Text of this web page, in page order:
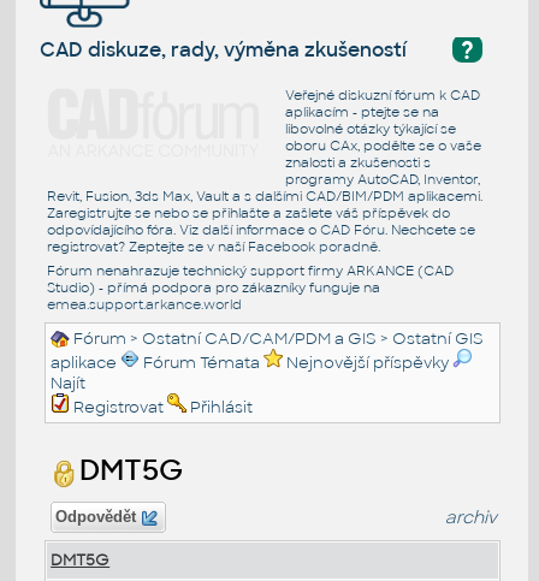
?
CAD diskuze, rady, výměna zkušeností
Veřejné diskuzní fórum k CAD
aplikacím - ptejte se na
libovolné otázky týkající se
oboru CAx, podělte se o vaše
znalosti a zkušenosti s
programy AutoCAD, Inventor,
Revit, Fusion, 3ds Max, Vault a s dalšími CAD/BIM/PDM aplikacemi.
Zaregistrujte se nebo se přihlašte a zašlete váš příspěvek do
odpovídajícího fóra. Viz další informace o CAD Fóru. Nechcete se
registrovat? Zeptejte se v naší Facebook poradně.
Fórum nenahrazuje technický support firmy ARKANCE (CAD
Studio) - přímá podpora pro zákazníky funguje na
emea.support.arkance.world
Fórum > Ostatní CAD/CAM/PDM a GIS > Ostatní GIS
aplikace
Fórum Témata
Nejnovější příspěvky
Najít
Registrovat
Přihlásit
DMT5G
Odpovědět archiv
DMT5G